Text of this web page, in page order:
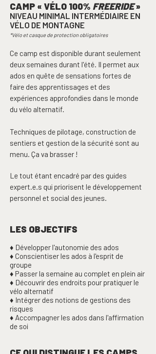
CAMP « VÉLO 100% FREERIDE»
NIVEAU MINIMAL INTERMÉDIAIRE EN
VÉLO DE MONTAGNE
*Vélo et casque de protection obligatoires
Ce camp est disponible durant seulement
deux semaines durant l'été. Il permet aux
ados en quête de sensations fortes de
faire des apprentissages et des
expériences approfondies dans le monde
du vélo alternatif.
Techniques de pilotage, construction de
sentiers et gestion de la sécurité sont au
menu. Ça va brasser !
Le tout étant encadré par des guides
expert.e.s qui priorisent le développement
personnel et social des jeunes.
LES OBJECTIFS
♦ Développer l'autonomie des ados
♦ Conscientiser les ados à l'esprit de
groupe
♦ Passer la semaine au complet en plein air
♦ Découvrir des endroits pour pratiquer le
vélo alternatif
♦ Intégrer des notions de gestions des
risques
♦ Accompagner les ados dans l'affirmation
de soi